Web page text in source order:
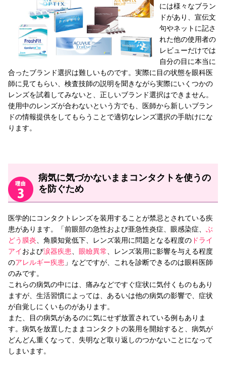
には様々なブラン
ドがあり、宣伝文
句やネットに記さ
れた他の使用者の
レビューだけでは
自分の目に本当に
合ったブランド選択は難しいものです。実際に目の状態を眼科医
師に見てもらい、検査技師の説明を聞きながら実際にいくつかの
レンズを試着してみないと、正しいブランド選択はできません。
使用中のレンズが合わないという方でも、医師から新しいブラン
ドの情報提供をしてもらうことで適切なレンズ選択の手助けにな
ります。
病気に気づかないままコンタクトを使うの
を防ぐため
医学的にコンタクトレンズを装用することが禁忌とされている疾
患があります。「前眼部の急性および亜急性炎症、眼感染症、 ぶ
どう膜炎 、角膜知覚低下、レンズ装用に問題となる程度の ドライ
アイおよび涙器疾患 眼瞼異常
、レンズ装用に影響を与える程度
のアレルギー疾患 」などですが、これを診断できるのは眼科医師
のみです。
これらの病気の中には、痛みなどですぐ症状に気付くものもあり
ますが、生活習慣によっては、あるいは他の病気の影響で、症状
が自覚しにくいものがあります。
また、目の病気があるのに気にせず放置されている例もありま
す。病気を放置したままコンタクトの装用を開始すると、病気が
どんどん重くなって、失明など取り返しのつかないことになって
しまいます。